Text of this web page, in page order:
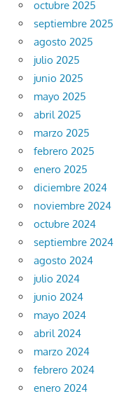
octubre 2025
septiembre 2025
agosto 2025
julio 2025
junio 2025
mayo 2025
abril 2025
marzo 2025
febrero 2025
enero 2025
diciembre 2024
noviembre 2024
octubre 2024
septiembre 2024
agosto 2024
julio 2024
junio 2024
mayo 2024
abril 2024
marzo 2024
febrero 2024
enero 2024